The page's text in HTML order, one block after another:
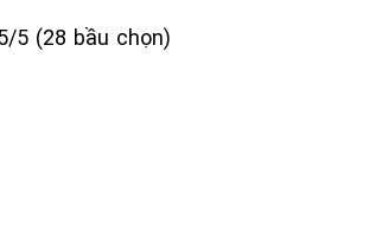
(28 bầu chọn)